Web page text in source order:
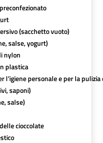
(sacchetto vuoto)
salse, yogurt)
nylon
plastica
personale e per la pulizia
saponi)
salse)
cioccolate